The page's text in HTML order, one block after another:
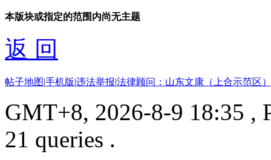
本版块或指定的范围内尚无主题
返 回
帖子地图|手机版|违法举报|法律顾问：山东文康（上合示范区
GMT+8, 2026-8-9 18:35 ,
21 queries .